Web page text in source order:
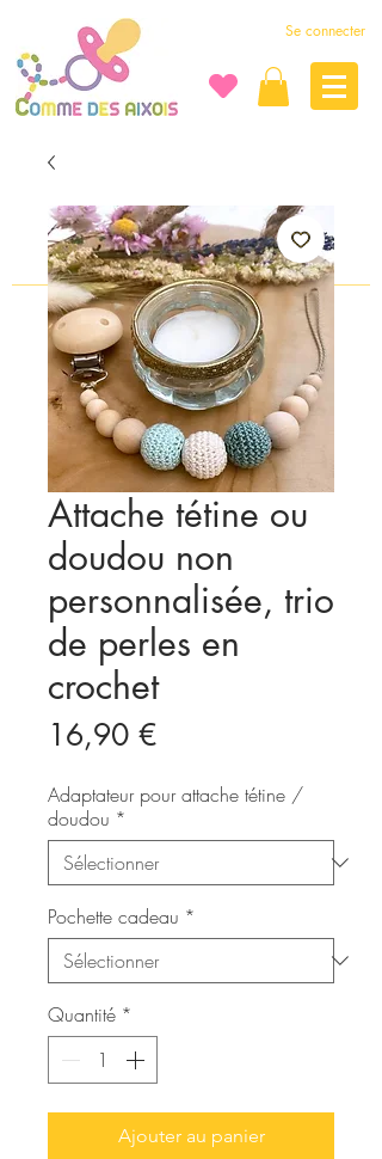
Se connecter
Attache tétine ou
doudou non
personnalisée, trio
de perles en
crochet
16,90 €Prix
Adaptateur pour attache tétine /
doudou *
Pochette cadeau *
Quantité *
Ajouter au panier